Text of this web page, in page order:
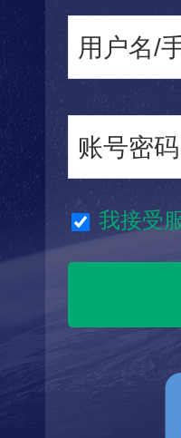
用户名/
账号密码
我接受